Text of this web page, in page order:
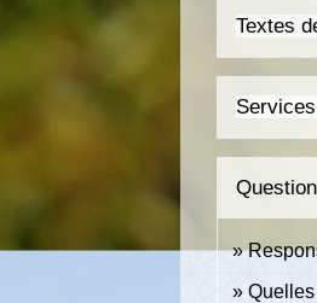
Textes